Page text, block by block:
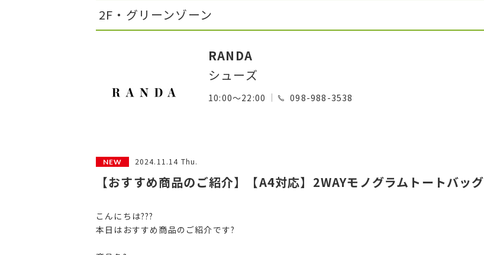
2F・グリーンゾーン
RANDA
シューズ
10:00～22:00 098-988-3538
2024.11.14 Thu.
【おすすめ商品のご紹介】【A4対応】2WAYモノグラムトートバッグ
こんにちは???
本日はおすすめ商品のご紹介です?